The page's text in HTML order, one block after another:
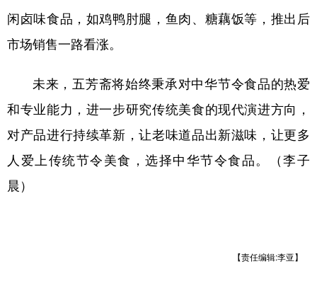
闲卤味食品，如鸡鸭肘腿，鱼肉、糖藕饭等，推出后
市场销售一路看涨。
未来，五芳斋将始终秉承对中华节令食品的热爱
和专业能力，进一步研究传统美食的现代演进方向，
对产品进行持续革新，让老味道品出新滋味，让更多
人爱上传统节令美食，选择中华节令食品。（李子
晨）
【责任编辑:李亚】